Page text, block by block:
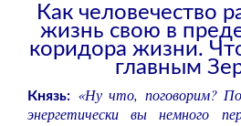
Как человечество
жизнь свою в
коридора жизни.
главным
Князь: «Ну что, поговорим?
энергетически вы немного